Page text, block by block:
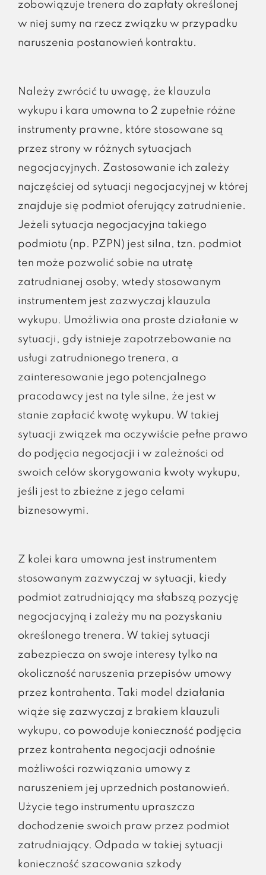
zobowiązuje trenera do zapłaty określonej
w niej sumy na rzecz związku w przypadku
naruszenia postanowień kontraktu.
Należy zwrócić tu uwagę, że klauzula
wykupu i kara umowna to 2 zupełnie różne
instrumenty prawne, które stosowane są
przez strony w różnych sytuacjach
negocjacyjnych. Zastosowanie ich zależy
najczęściej od sytuacji negocjacyjnej w której
znajduje się podmiot oferujący zatrudnienie.
Jeżeli sytuacja negocjacyjna takiego
podmiotu (np. PZPN) jest silna, tzn. podmiot
ten może pozwolić sobie na utratę
zatrudnianej osoby, wtedy stosowanym
instrumentem jest zazwyczaj klauzula
wykupu. Umożliwia ona proste działanie w
sytuacji, gdy istnieje zapotrzebowanie na
usługi zatrudnionego trenera, a
zainteresowanie jego potencjalnego
pracodawcy jest na tyle silne, że jest w
stanie zapłacić kwotę wykupu. W takiej
sytuacji związek ma oczywiście pełne prawo
do podjęcia negocjacji i w zależności od
swoich celów skorygowania kwoty wykupu,
jeśli jest to zbieżne z jego celami
biznesowymi.
Z kolei kara umowna jest instrumentem
stosowanym zazwyczaj w sytuacji, kiedy
podmiot zatrudniający ma słabszą pozycję
negocjacyjną i zależy mu na pozyskaniu
określonego trenera. W takiej sytuacji
zabezpiecza on swoje interesy tylko na
okoliczność naruszenia przepisów umowy
przez kontrahenta. Taki model działania
wiąże się zazwyczaj z brakiem klauzuli
wykupu, co powoduje konieczność podjęcia
przez kontrahenta negocjacji odnośnie
możliwości rozwiązania umowy z
naruszeniem jej uprzednich postanowień.
Użycie tego instrumentu upraszcza
dochodzenie swoich praw przez podmiot
zatrudniający. Odpada w takiej sytuacji
konieczność szacowania szkody